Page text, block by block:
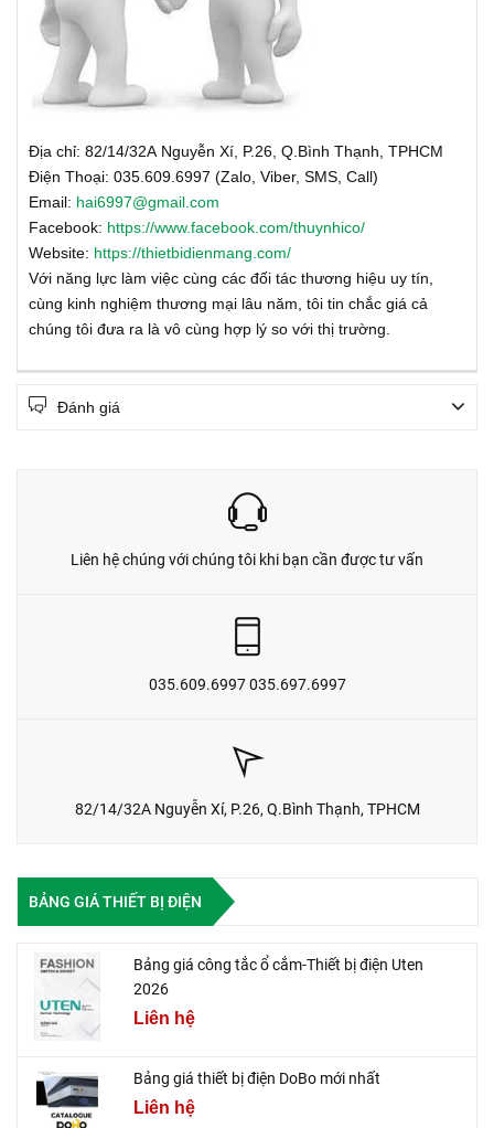
Địa chỉ: 82/14/32A Nguyễn Xí, P.26, Q.Bình Thạnh, TPHCM
Điện Thoại: 035.609.6997 (Zalo, Viber, SMS, Call)
Email: hai6997@gmail.com
Facebook: https://www.facebook.com/thuynhico/
Website: https://thietbidienmang.com/
Với năng lực làm việc cùng các đối tác thương hiệu uy tín,
cùng kinh nghiệm thương mại lâu năm, tôi tin chắc giá cả
chúng tôi đưa ra là vô cùng hợp lý so với thị trường.
Đánh giá
Liên hệ chúng với chúng tôi khi bạn cần được tư vấn
035.609.6997 035.697.6997
82/14/32A Nguyễn Xí, P.26, Q.Bình Thạnh, TPHCM
BẢNG GIÁ THIẾT BỊ ĐIỆN
Bảng giá công tắc ổ cắm-Thiết bị điện Uten
2026
Liên hệ
Bảng giá thiết bị điện DoBo mới nhất
Liên hệ